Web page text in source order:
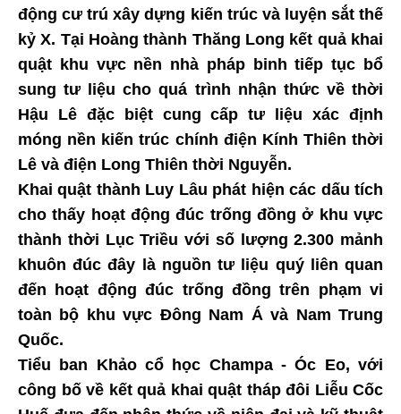
động cư trú xây dựng kiến trúc và luyện sắt thế
kỷ X. Tại Hoàng thành Thăng Long kết quả khai
quật khu vực nền nhà pháp binh tiếp tục bổ
sung tư liệu cho quá trình nhận thức về thời
Hậu Lê đặc biệt cung cấp tư liệu xác định
móng nền kiến trúc chính điện Kính Thiên thời
Lê và điện Long Thiên thời Nguyễn.
Khai quật thành Luy Lâu phát hiện các dấu tích
cho thấy hoạt động đúc trống đồng ở khu vực
thành thời Lục Triều với số lượng 2.300 mảnh
khuôn đúc đây là nguồn tư liệu quý liên quan
đến hoạt động đúc trống đồng trên phạm vi
toàn bộ khu vực Đông Nam Á và Nam Trung
Quốc.
Tiểu ban Khảo cổ học Champa - Óc Eo, với
công bố về kết quả khai quật tháp đôi Liễu Cốc